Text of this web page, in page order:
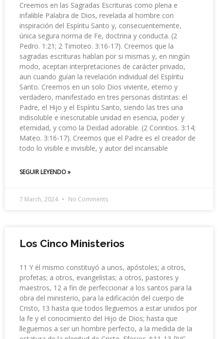
Creemos en las Sagradas Escrituras como plena e
infalible Palabra de Dios, revelada al hombre con
inspiración del Espíritu Santo y, consecuentemente,
única segura norma de Fe, doctrina y conducta. (2
Pedro. 1:21; 2 Timoteo. 3:16-17). Creemos que la
sagradas escrituras hablan por si mismas y, en ningún
modo, aceptan interpretaciones de carácter privado,
aun cuando guían la revelación individual del Espíritu
Santo. Creemos en un solo Dios viviente, eterno y
verdadero, manifestado en tres personas distintas: el
Padre, el Hijo y el Espíritu Santo, siendo las tres una
indisoluble e inescrutable unidad en esencia, poder y
eternidad, y como la Deidad adorable. (2 Corintios. 3:14;
Mateo. 3:16-17). Creemos que el Padre es el creador de
todo lo visible e invisible, y autor del incansable
SEGUIR LEYENDO »
7 March, 2024 No Comments
Los Cinco Ministerios
11 Y él mismo constituyó a unos, apóstoles; a otros,
profetas; a otros, evangelistas; a otros, pastores y
maestros, 12 a fin de perfeccionar a los santos para la
obra del ministerio, para la edificación del cuerpo de
Cristo, 13 hasta que todos lleguemos a estar unidos por
la fe y el conocimiento del Hijo de Dios; hasta que
lleguemos a ser un hombre perfecto, a la medida de la